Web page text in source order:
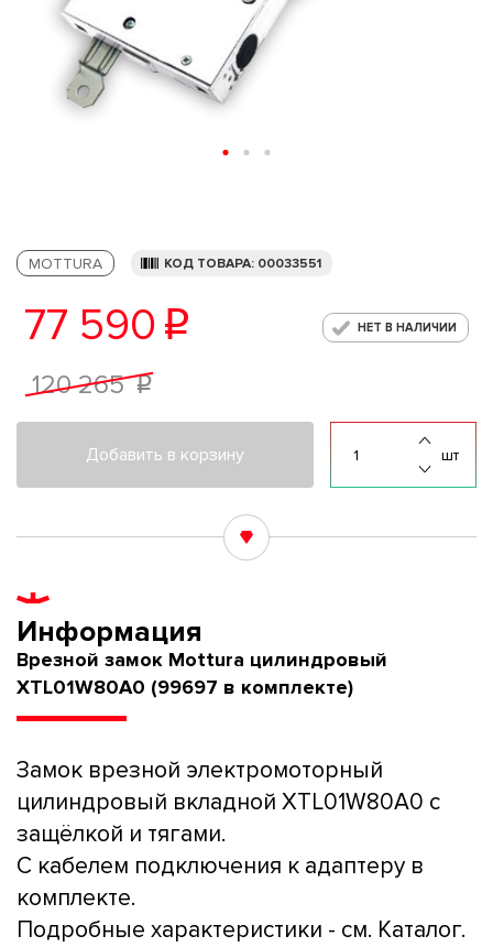
MOTTURA КОД ТОВАРА: 00033551
77 590 p НЕТ В НАЛИЧИИ
120 265 p
Добавить в корзину шт
Информация
Врезной замок Mottura цилиндровый
XTL01W80A0 (99697 в комплекте)
Замок врезной электромоторный
цилиндровый вкладной XTL01W80A0 с
защёлкой и тягами.
С кабелем подключения к адаптеру в
комплекте.
Подробные характеристики - см. Каталог.